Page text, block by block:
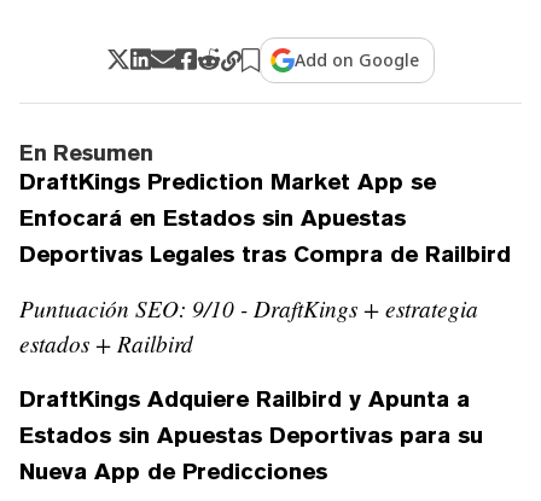
Add on Google
En Resumen
DraftKings Prediction Market App se
Enfocará en Estados sin Apuestas
Deportivas Legales tras Compra de Railbird
Puntuación SEO: 9/10 - DraftKings + estrategia
estados + Railbird
DraftKings Adquiere Railbird y Apunta a
Estados sin Apuestas Deportivas para su
Nueva App de Predicciones